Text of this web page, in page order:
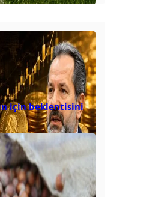
için beklentisini